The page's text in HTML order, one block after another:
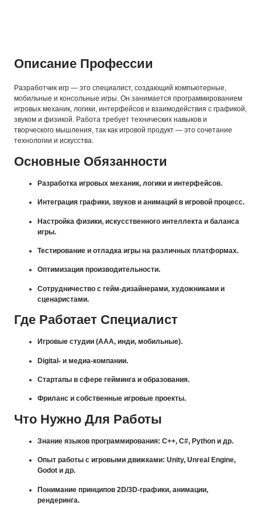
Описание Профессии
Разработчик игр — это специалист, создающий компьютерные,
мобильные и консольные игры. Он занимается программированием
игровых механик, логики, интерфейсов и взаимодействия с графикой,
звуком и физикой. Работа требует технических навыков и
творческого мышления, так как игровой продукт — это сочетание
технологии и искусства.
Основные Обязанности
Разработка игровых механик, логики и интерфейсов.
Интеграция графики, звуков и анимаций в игровой процесс.
Настройка физики, искусственного интеллекта и баланса
игры.
Тестирование и отладка игры на различных платформах.
Оптимизация производительности.
Сотрудничество с гейм-дизайнерами, художниками и
сценаристами.
Где Работает Специалист
Игровые студии (AAA, инди, мобильные).
Digital- и медиа-компании.
Стартапы в сфере гейминга и образования.
Фриланс и собственные игровые проекты.
Что Нужно Для Работы
Знание языков программирования: C++, C#, Python и др.
Опыт работы с игровыми движками: Unity, Unreal Engine,
Godot и др.
Понимание принципов 2D/3D-графики, анимации,
рендеринга.